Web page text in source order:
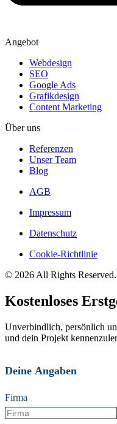
Angebot
Webdesign
SEO
Google Ads
Grafikdesign
Content Marketing
Über uns
Referenzen
Unser Team
Blog
AGB
Impressum
Datenschutz
Cookie-Richtlinie
© 2026 All Rights Reserved.
Kostenloses
Unverbindlich, persönlich
und dein Projekt
Deine Angaben
Firma